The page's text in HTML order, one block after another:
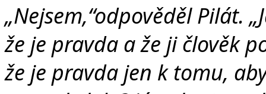
„Nejsem,“odpověděl Pilát.
že je pravda a že ji člověk
že je pravda jen k tomu,